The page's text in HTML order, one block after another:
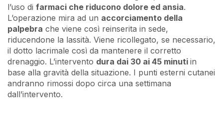
l’uso di farmaci che riducono dolore ed ansia.
L’operazione mira ad un accorciamento della
palpebra che viene così reinserita in sede,
riducendone la lassità. Viene ricollegato, se necessario,
il dotto lacrimale così da mantenere il corretto
drenaggio. L’intervento dura dai 30 ai 45 minuti in
base alla gravità della situazione. I punti esterni cutanei
andranno rimossi dopo circa una settimana
dall’intervento.